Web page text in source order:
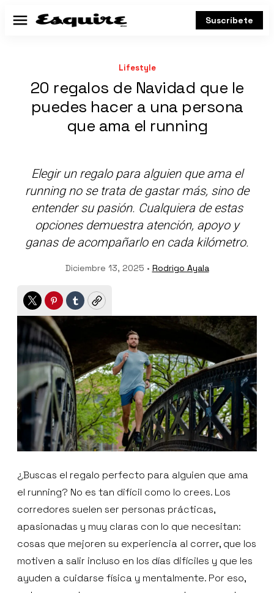
Menú Suscríbete
Lifestyle
20 regalos de Navidad que le
puedes hacer a una persona
que ama el running
Elegir un regalo para alguien que ama el
running no se trata de gastar más, sino de
entender su pasión. Cualquiera de estas
opciones demuestra atención, apoyo y
ganas de acompañarlo en cada kilómetro.
Diciembre 13, 2025 • Rodrigo Ayala
TwitterPinterest
TumblrCopy
¿Buscas el regalo perfecto para alguien que ama
el running? No es tan difícil como lo crees. Los
corredores suelen ser personas prácticas,
apasionadas y muy claras con lo que necesitan:
cosas que mejoren su experiencia al correr, que los
motiven a salir incluso en los días difíciles y que les
ayuden a cuidarse física y mentalmente. Por eso,